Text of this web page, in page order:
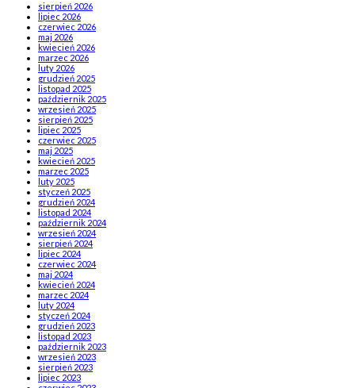
sierpień 2026
lipiec 2026
czerwiec 2026
maj 2026
kwiecień 2026
marzec 2026
luty 2026
grudzień 2025
listopad 2025
październik 2025
wrzesień 2025
sierpień 2025
lipiec 2025
czerwiec 2025
maj 2025
kwiecień 2025
marzec 2025
luty 2025
styczeń 2025
grudzień 2024
listopad 2024
październik 2024
wrzesień 2024
sierpień 2024
lipiec 2024
czerwiec 2024
maj 2024
kwiecień 2024
marzec 2024
luty 2024
styczeń 2024
grudzień 2023
listopad 2023
październik 2023
wrzesień 2023
sierpień 2023
lipiec 2023